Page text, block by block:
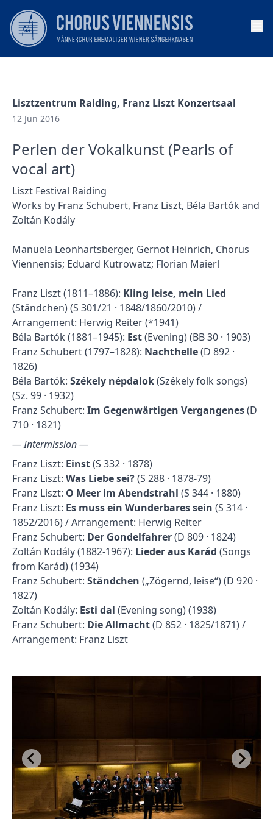
Lisztzentrum Raiding, Franz Liszt Konzertsaal
12 Jun 2016
Perlen der Vokalkunst (Pearls of
vocal art)
Liszt Festival Raiding
Works by Franz Schubert, Franz Liszt, Béla Bartók and
Zoltán Kodály
Manuela Leonhartsberger, Gernot Heinrich, Chorus
Viennensis; Eduard Kutrowatz; Florian Maierl
Franz Liszt (1811–1886): Kling leise, mein Lied
(Ständchen) (S 301/21 · 1848/1860/2010) /
Arrangement: Herwig Reiter (*1941)
Béla Bartók (1881–1945): Est(Evening) (BB 30 · 1903)
Franz Schubert (1797–1828): Nachthelle(D 892 ·
1826)
Béla Bartók: Székely népdalok(Székely folk songs)
(Sz. 99 · 1932)
Franz Schubert: Im Gegenwärtigen Vergangenes(D
710 · 1821)
— Intermission —
Franz Liszt: Einst(S 332 · 1878)
Franz Liszt: Was Liebe sei?(S 288 · 1878-79)
Franz Liszt: O Meer im Abendstrahl (S 344 · 1880)
Franz Liszt: Es muss ein Wunderbares sein (S 314 ·
1852/2016) / Arrangement: Herwig Reiter
Franz Schubert: Der Gondelfahrer(D 809 · 1824)
Zoltán Kodály (1882-1967): Lieder aus Karád (Songs
from Karád) (1934)
Franz Schubert: Ständchen („Zögernd, leise“) (D 920 ·
1827)
Zoltán Kodály: Esti dal (Evening song) (1938)
Franz Schubert: Die Allmacht(D 852 · 1825/1871) /
Arrangement: Franz Liszt